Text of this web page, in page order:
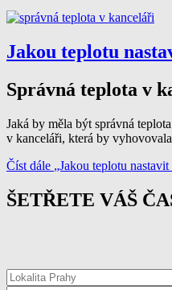
Jakou teplotu
Správná teplota v
Jaká by měla být správná
v kanceláři, která by
Číst dále „Jakou teplotu
ŠETŘETE VÁŠ